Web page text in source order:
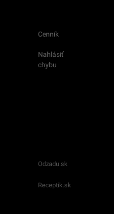
Cenník
Nahlásiť
chybu
Odzadu.sk
Receptik.sk